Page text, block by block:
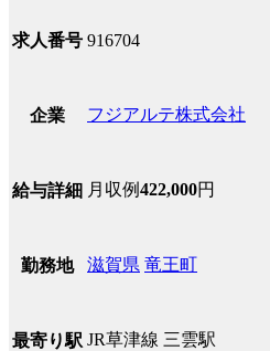
求人番号 916704
企業 フジアルテ株式会社
給与詳細 月収例422,000円
勤務地 滋賀県 竜王町
最寄り駅 JR草津線 三雲駅